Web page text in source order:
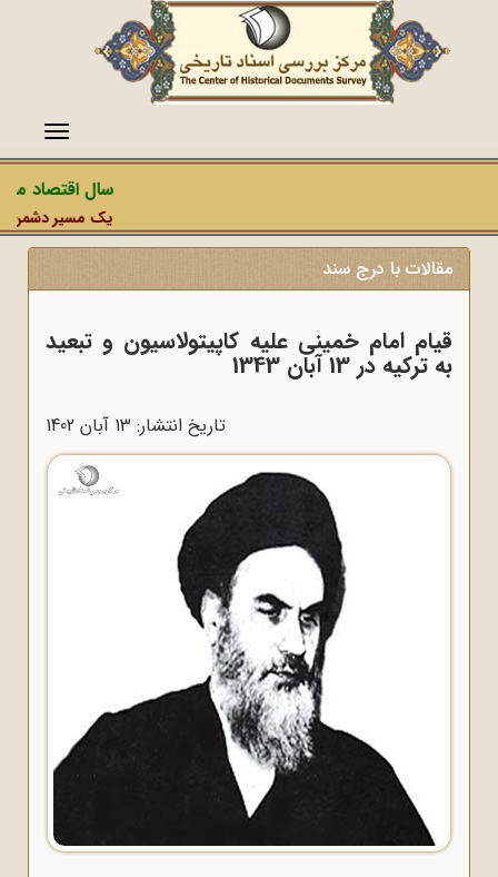
منو
سال اقتصاد
یک مسیر دشمن،
مقالات با درج سند
قیام امام خمینى علیه کاپیتولاسیون و تبعید
به ترکیه در 13 آبان 1343
تاریخ انتشار: 13 آبان 1402